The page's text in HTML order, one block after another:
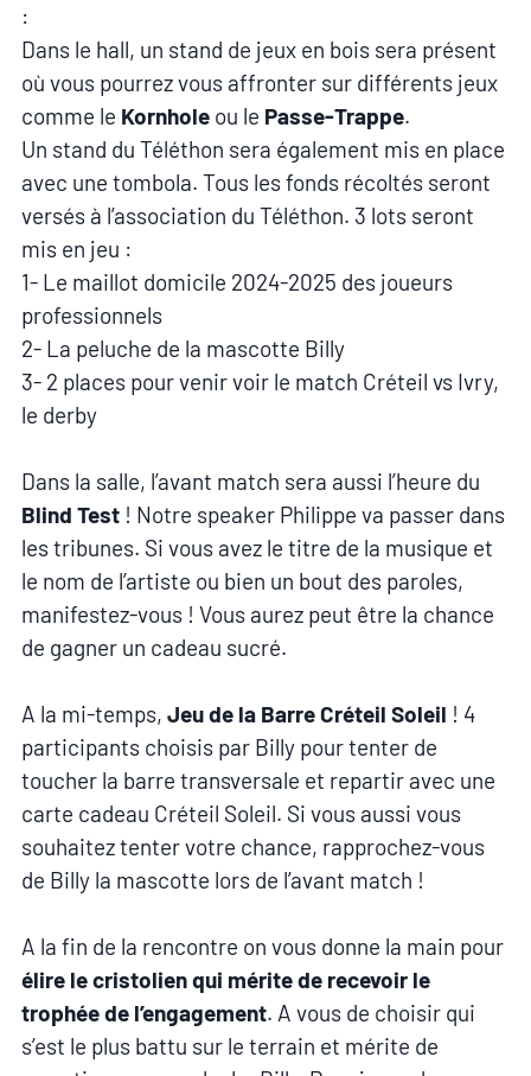
:
Dans le hall, un stand de jeux en bois sera présent
où vous pourrez vous affronter sur différents jeux
comme le Kornholeou le Passe-Trappe.
Un stand du Téléthon sera également mis en place
avec une tombola. Tous les fonds récoltés seront
versés à l’association du Téléthon. 3 lots seront
mis en jeu :
1- Le maillot domicile 2024-2025 des joueurs
professionnels
2- La peluche de la mascotte Billy
3- 2 places pour venir voir le match Créteil vs Ivry,
le derby
Dans la salle, l’avant match sera aussi l’heure du
Blind Test! Notre speaker Philippe va passer dans
les tribunes. Si vous avez le titre de la musique et
le nom de l’artiste ou bien un bout des paroles,
manifestez-vous ! Vous aurez peut être la chance
de gagner un cadeau sucré.
A la mi-temps, Jeu de la Barre Créteil Soleil ! 4
participants choisis par Billy pour tenter de
toucher la barre transversale et repartir avec une
carte cadeau Créteil Soleil. Si vous aussi vous
souhaitez tenter votre chance, rapprochez-vous
de Billy la mascotte lors de l’avant match !
A la fin de la rencontre on vous donne la main pour
élire le cristolien qui mérite de recevoir le
trophée de l’engagement. A vous de choisir qui
s’est le plus battu sur le terrain et mérite de